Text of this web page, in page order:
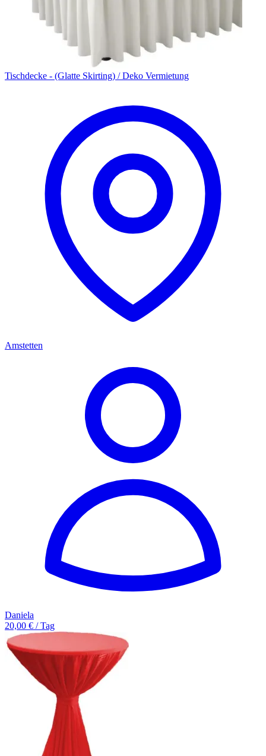
Tischdecke - (Glatte Skirting) / Deko Vermietung
Amstetten
Daniela
20,00 € / Tag